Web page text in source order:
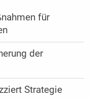
für
der
Strategie